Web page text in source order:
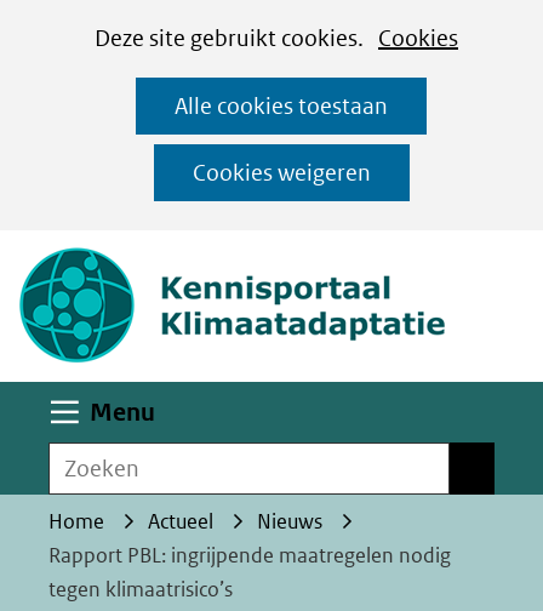
CookiesDeze site gebruikt cookies. Cookies
op
deze
website
worden
toegestaan
geweigerd.
Alle cookies toestaan
Cookies weigeren
Ga
naar
de
inhoud
Menu
Zoeken
Home Actueel
Nieuws
Rapport PBL: ingrijpende maatregelen nodig
tegen klimaatrisico’s